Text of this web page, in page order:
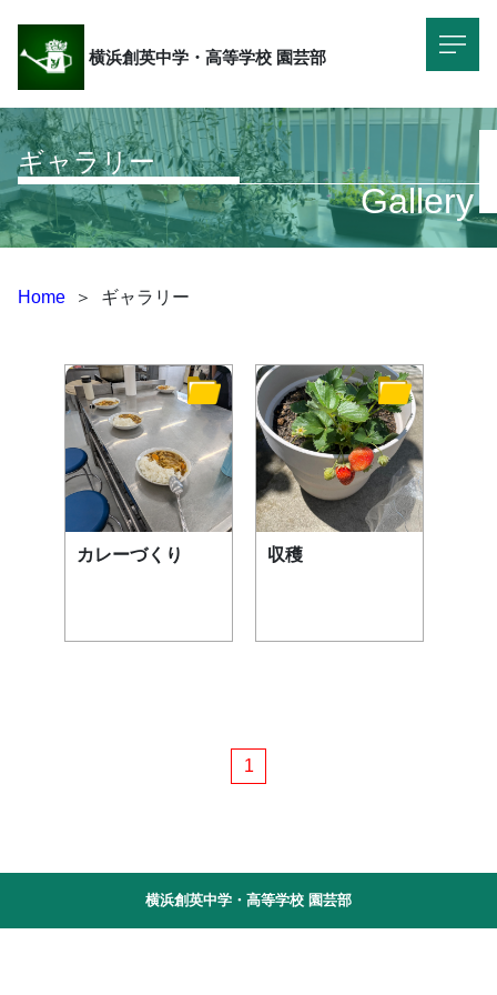
横浜創英中学・高等学校 園芸部
ギャラリー
Gallery
Home ＞ ギャラリー
カレーづくり 収穫
1
横浜創英中学・高等学校 園芸部